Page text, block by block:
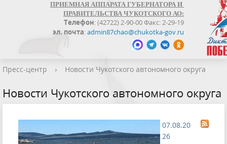
ПРИЕМНАЯ АППАРАТА ГУБЕРНАТОРА И
ПРАВИТЕЛЬСТВА ЧУКОТСКОГО АО:
Телефон: (42722) 2-90-00 Факс: 2-29-19
эл. почта:admin87chao@chukotka-gov.ru
Пресс-центр › Новости Чукотского автономного округа
Новости Чукотского автономного округа
07.08.20
26